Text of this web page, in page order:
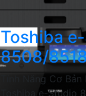
Toshiba
8508/
Tính Năng Cơ
Toshiba e-Studio